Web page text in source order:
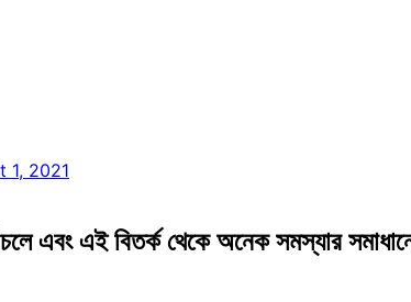
1, 2021
এবং এই বিতর্ক থেকে অনেক সমস্যার